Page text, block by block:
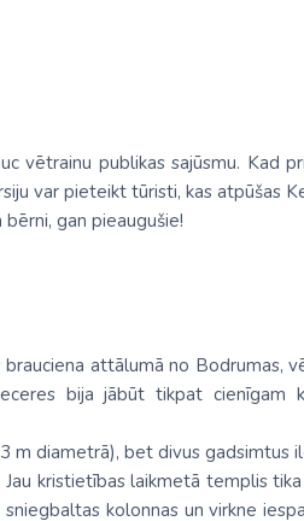
publikas sajūsmu. Kad
var pieteikt tūristi, kas atpūšas
gan pieaugušie!
attālumā no Bodrumas,
bija jābūt tikpat cienīgam
m diametrā), bet divus gadsimtus
kristietības laikmetā templis
kolonnas un virkne